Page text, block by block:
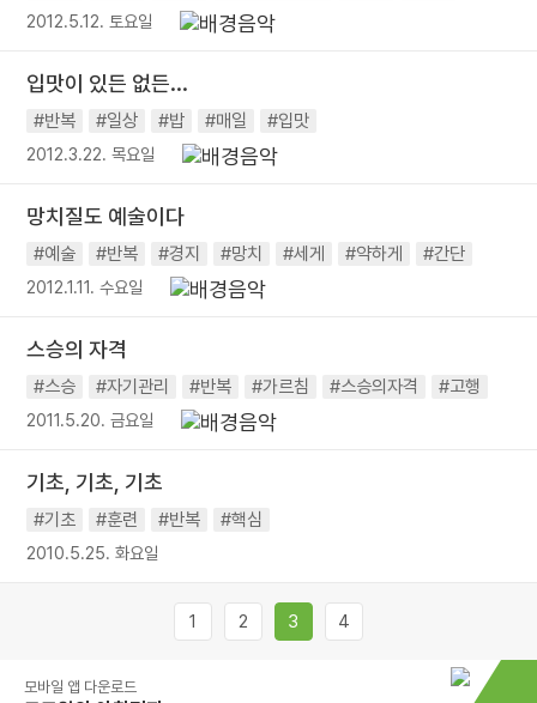
2012.5.12. 토요일
입맛이 있든 없든...
#반복 #일상 #밥 #매일 #입맛
2012.3.22. 목요일
망치질도 예술이다
#예술 #반복 #경지 #망치 #세게 #약하게 #간단
2012.1.11. 수요일
스승의 자격
#스승 #자기관리 #반복 #가르침 #스승의자격 #고행
2011.5.20. 금요일
기초, 기초, 기초
#기초 #훈련 #반복 #핵심
2010.5.25. 화요일
1 2 3 4
모바일 앱 다운로드